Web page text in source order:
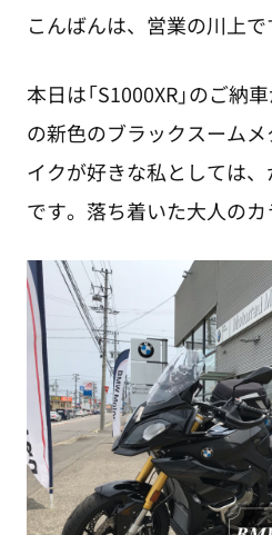
こんばんは、営業の川上で
本日は「S1000XR」のご納
の新色のブラックスーム
イクが好きな私としては
です。落ち着いた大人のカ